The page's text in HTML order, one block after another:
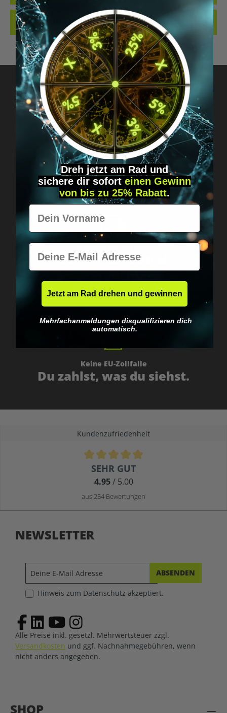
BEWERTUNGEN
Fragen? Schreib uns!
Diskret, direkt &
persönlich.
Schnell & neutral
verpackt.
Keine EU-Zollfalle
Du zahlst, was du siehst.
Kundenzufriedenheit
Durchschnittliche Bewertung von 4.9 von 5 Sternen
SEHR GUT
4.95/ 5.00
aus 254 Bewertungen
SHOP
NEWSLETTER
ABSENDEN
Hinweis zum Datenschutz akzeptiert.
Alle Preise inkl. gesetzl. Mehrwertsteuer zzgl.
Versandkosten und ggf. Nachnahmegebühren, wenn
nicht anders angegeben.
Dreh jetzt am Rad und
sichere dir sofort einen Gewinn
von bis zu 25% Rabatt.
Vorname
E-Mail
Jetzt am Rad drehen und gewinnen
Mehrfachanmeldungen disqualifizieren dich
automatisch.